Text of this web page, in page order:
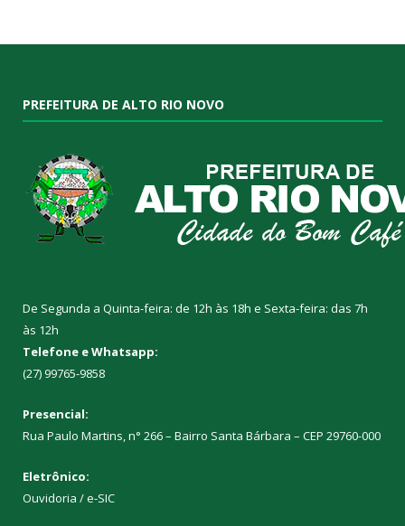
PREFEITURA DE ALTO RIO NOVO
De Segunda a Quinta-feira: de 12h às 18h e Sexta-feira: das 7h
às 12h
Telefone e Whatsapp:
(27) 99765-9858
Presencial:
Rua Paulo Martins, n° 266 – Bairro Santa Bárbara – CEP 29760-000
Eletrônico:
Ouvidoria /e-SIC